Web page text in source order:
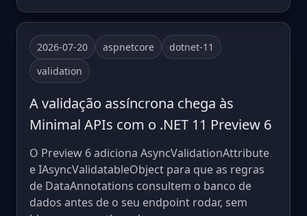
2026-07-20 aspnetcore
dotnet-11
validation
A validação assíncrona chega às
Minimal APIs com o .NET 11 Preview 6
O Preview 6 adiciona AsyncValidationAttribute
e IAsyncValidatableObject para que as regras
de DataAnnotations consultem o banco de
dados antes de o seu endpoint rodar, sem